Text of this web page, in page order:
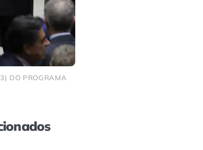
DO PROGRAMA